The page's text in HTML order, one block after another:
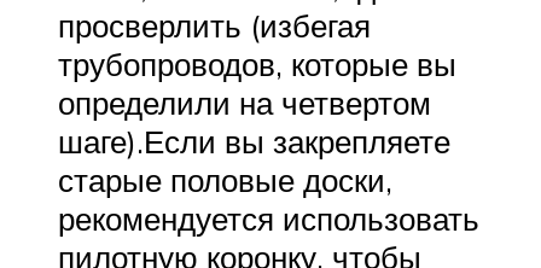
просверлить (избегая
трубопроводов, которые вы
определили на четвертом
шаге).Если вы закрепляете
старые половые доски,
рекомендуется использовать
пилотную коронку, чтобы